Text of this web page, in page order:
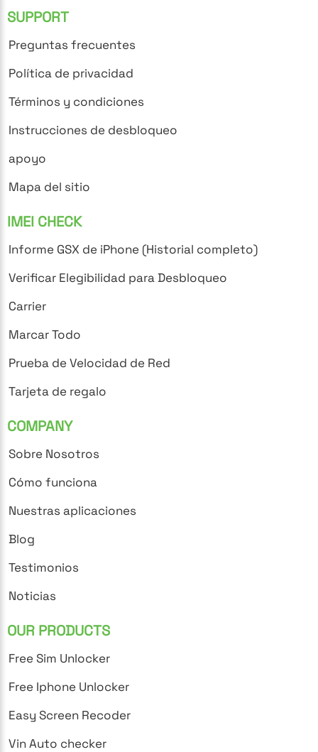
SUPPORT
Preguntas frecuentes
Política de privacidad
Términos y condiciones
Instrucciones de desbloqueo
apoyo
Mapa del sitio
IMEI CHECK
Informe GSX de iPhone (Historial completo)
Verificar Elegibilidad para Desbloqueo
Carrier
Marcar Todo
Prueba de Velocidad de Red
Tarjeta de regalo
COMPANY
Sobre Nosotros
Cómo funciona
Nuestras aplicaciones
Blog
Testimonios
Noticias
OUR PRODUCTS
Free Sim Unlocker
Free Iphone Unlocker
Easy Screen Recoder
Vin Auto checker